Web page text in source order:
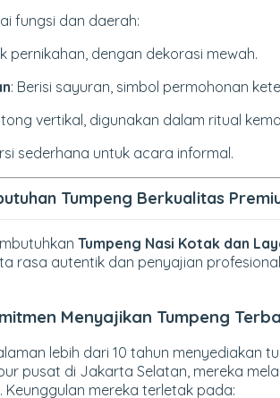
fungsi dan daerah:
pernikahan, dengan dekorasi mewah.
: Berisi sayuran, simbol permohonan
vertikal, digunakan dalam ritual
sederhana untuk acara informal.
Tumpeng Berkualitas
Tumpeng Nasi Kotak dan
rasa autentik dan penyajian
Menyajikan Tumpeng
lebih dari 10 tahun menyediakan
pusat di Jakarta Selatan, mereka
mereka terletak pada: